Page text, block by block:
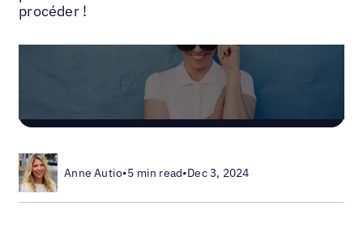
procéder !
Anne Autio•5 min read•Dec 3, 2024